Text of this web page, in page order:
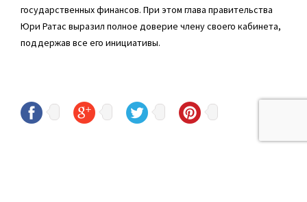
государственных финансов. При этом глава правительства
Юри Ратас выразил полное доверие члену своего кабинета,
поддержав все его инициативы.